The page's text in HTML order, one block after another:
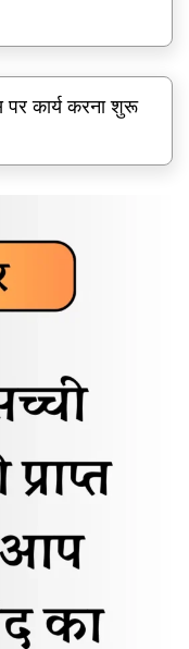
कार्य करना शुरू